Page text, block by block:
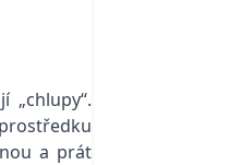
„chlupy“.
a prát